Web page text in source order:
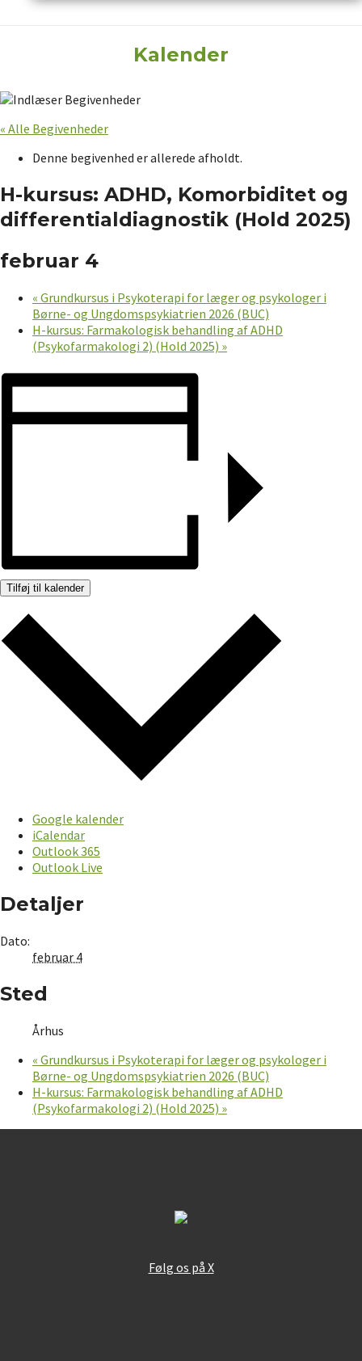
Kalender
« Alle Begivenheder
Denne begivenhed er allerede afholdt.
H-kursus: ADHD, Komorbiditet og
differentialdiagnostik (Hold 2025)
februar 4
« Grundkursus i Psykoterapi for læger og psykologer i
Børne- og Ungdomspsykiatrien 2026 (BUC)
H-kursus: Farmakologisk behandling af ADHD
(Psykofarmakologi 2) (Hold 2025) »
Tilføj til kalender
Google kalender
iCalendar
Outlook 365
Outlook Live
Detaljer
Dato:
februar 4
Sted
Århus
« Grundkursus i Psykoterapi for læger og psykologer i
Børne- og Ungdomspsykiatrien 2026 (BUC)
H-kursus: Farmakologisk behandling af ADHD
(Psykofarmakologi 2) (Hold 2025) »
Følg os på X